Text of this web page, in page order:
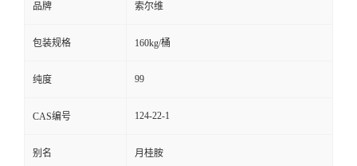
品牌 索尔维
包装规格 160kg/桶
纯度 99
CAS编号 124-22-1
别名 月桂胺